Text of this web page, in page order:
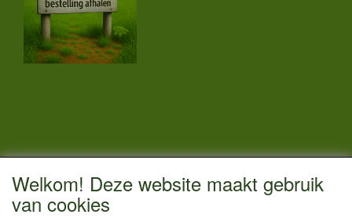
CONTACTGEGEVENS
Vestigingsadres:
Welkom! Deze website maakt gebruik
van cookies